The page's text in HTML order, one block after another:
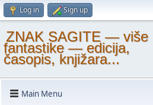
Log in Sign up
ZNAK SAGITE — više
fantastike — edicija,
časopis, knjižara...
Main Menu